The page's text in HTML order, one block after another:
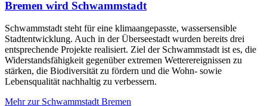
Bremen wird Schwammstadt
Schwammstadt steht für eine klimaangepasste, wassersensible
Stadtentwicklung. Auch in der Überseestadt wurden bereits drei
entsprechende Projekte realisiert. Ziel der Schwammstadt ist es, die
Widerstandsfähigkeit gegenüber extremen Wetterereignissen zu
stärken, die Biodiversität zu fördern und die Wohn- sowie
Lebensqualität nachhaltig zu verbessern.
Mehr zur Schwammstadt Bremen